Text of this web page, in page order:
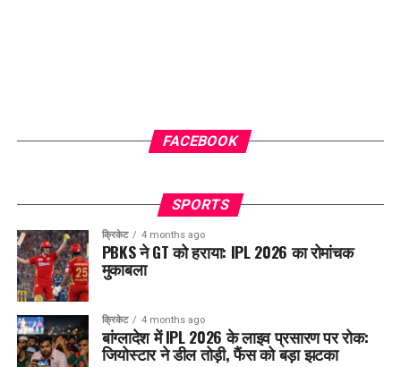
FACEBOOK
SPORTS
क्रिकेट 4 months ago
PBKS ने GT को हराया: IPL 2026 का रोमांचक
मुकाबला
क्रिकेट 4 months ago
बांग्लादेश में IPL 2026 के लाइव प्रसारण पर रोक:
जियोस्टार ने डील तोड़ी, फैंस को बड़ा झटका